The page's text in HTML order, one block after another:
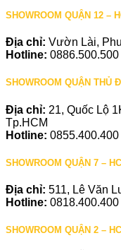
SHOWROOM QUẬN 12 –
Địa chỉ: Vườn Lài,
Hotline: 0886.500.500
SHOWROOM QUẬN THỦ
Địa chỉ: 21, Quốc Lộ
Tp.HCM
Hotline: 0855.400.400
SHOWROOM QUẬN 7 –
Địa chỉ: 511, Lê Văn
Hotline: 0818.400.400
SHOWROOM QUẬN 2 –